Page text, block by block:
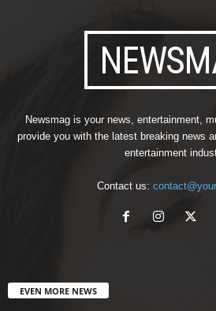
Newsmag is your news, entertainment,
provide you with the latest breaking news
entertainment
Contact us:
EVEN MORE NEWS